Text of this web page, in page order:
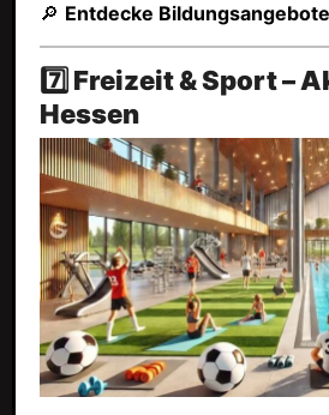
🔎 Entdecke
7️⃣ Freizeit & Sport –
Hessen